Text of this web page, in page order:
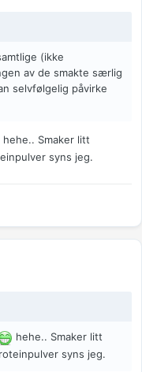
(ikke
av de smakte særlig
selvfølgelig påvirke
hehe.. Smaker litt
syns jeg.
hehe.. Smaker litt
syns jeg.